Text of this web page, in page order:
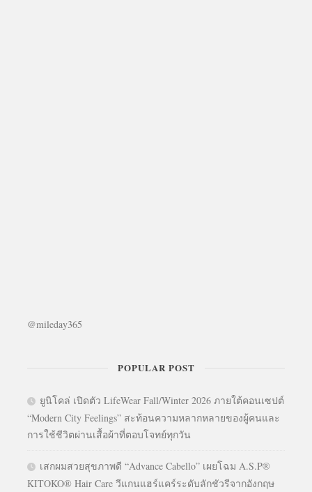
@mileday365
POPULAR POST
ยูนิโคล่ เปิดตัว LifeWear Fall/Winter 2026 ภายใต้คอนเซปต์
“Modern City Feelings” สะท้อนความหลากหลายของผู้คนและ
การใช้ชีวิตผ่านเสื้อผ้าที่ตอบโจทย์ทุกวัน
เสกผมสวยสุขภาพดี “Advance Cabello” เผยโฉม A.S.P®
KITOKO® Hair Care วีแกนแฮร์แคร์ระดับลักชัวรีจากอังกฤษ